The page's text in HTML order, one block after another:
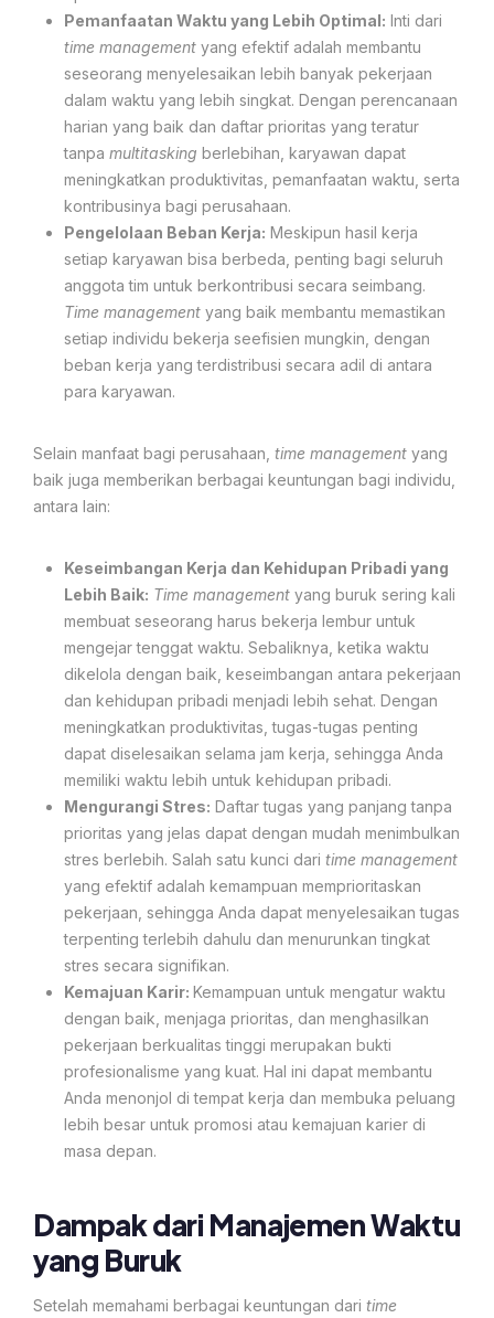
Pemanfaatan Waktu yang Lebih Optimal: Inti dari
time management yang efektif adalah membantu
seseorang menyelesaikan lebih banyak pekerjaan
dalam waktu yang lebih singkat. Dengan perencanaan
harian yang baik dan daftar prioritas yang teratur
tanpa multitasking berlebihan, karyawan dapat
meningkatkan produktivitas, pemanfaatan waktu, serta
kontribusinya bagi perusahaan.
Pengelolaan Beban Kerja: Meskipun hasil kerja
setiap karyawan bisa berbeda, penting bagi seluruh
anggota tim untuk berkontribusi secara seimbang.
Time management yang baik membantu memastikan
setiap individu bekerja seefisien mungkin, dengan
beban kerja yang terdistribusi secara adil di antara
para karyawan.
Selain manfaat bagi perusahaan, time management yang
baik juga memberikan berbagai keuntungan bagi individu,
antara lain:
Keseimbangan Kerja dan Kehidupan Pribadi yang
Lebih Baik: Time management yang buruk sering kali
membuat seseorang harus bekerja lembur untuk
mengejar tenggat waktu. Sebaliknya, ketika waktu
dikelola dengan baik, keseimbangan antara pekerjaan
dan kehidupan pribadi menjadi lebih sehat. Dengan
meningkatkan produktivitas, tugas-tugas penting
dapat diselesaikan selama jam kerja, sehingga Anda
memiliki waktu lebih untuk kehidupan pribadi.
Mengurangi Stres: Daftar tugas yang panjang tanpa
prioritas yang jelas dapat dengan mudah menimbulkan
stres berlebih. Salah satu kunci dari time management
yang efektif adalah kemampuan memprioritaskan
pekerjaan, sehingga Anda dapat menyelesaikan tugas
terpenting terlebih dahulu dan menurunkan tingkat
stres secara signifikan.
Kemajuan Karir: Kemampuan untuk mengatur waktu
dengan baik, menjaga prioritas, dan menghasilkan
pekerjaan berkualitas tinggi merupakan bukti
profesionalisme yang kuat. Hal ini dapat membantu
Anda menonjol di tempat kerja dan membuka peluang
lebih besar untuk promosi atau kemajuan karier di
masa depan.
Dampak dari Manajemen Waktu
yang Buruk
Setelah memahami berbagai keuntungan dari time